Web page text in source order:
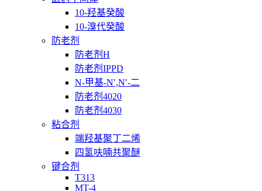
10-羟基癸酸
10-溴代癸酸
防老剂
防老剂H
防老剂IPPD
N-甲基-N′,N′-二
防老剂4020
防老剂4030
粘合剂
端羟基聚丁二烯
四氢呋喃共聚醚
键合剂
T313
MT-4